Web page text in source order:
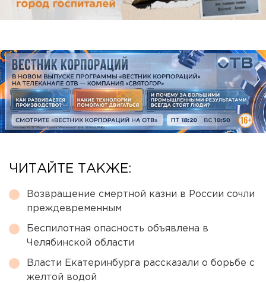
ЧИТАЙТЕ ТАКЖЕ:
Возвращение смертной казни в России сочли
преждевременным
Беспилотная опасность объявлена в
Челябинской области
Власти Екатеринбурга рассказали о борьбе с
желтой водой